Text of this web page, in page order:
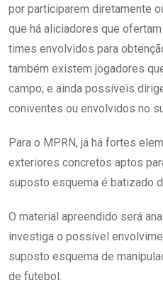
por participarem diretamente
que há aliciadores que
times envolvidos para
também existem jogadores
campo; e ainda possíveis
coniventes ou envolvidos no
Para o MPRN, já há fortes
exteriores concretos aptos
suposto esquema é batizado
O material apreendido será
investiga o possível
suposto esquema de
de futebol.